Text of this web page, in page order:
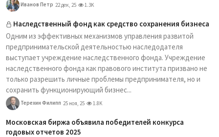
Иванов Петр 22 дек, 25 1.3K
Наследственный фонд как средство сохранения бизнеса
Одним из эффективных механизмов управления развитой
предпринимательской деятельностью наследодателя
выступает учреждение наследственного фонда. Учреждение
наследственного фонда как правового института призвано не
только разрешить личные проблемы предпринимателя, но и
сохранить функционирующий бизнес...
Терехин Филипп 25 ноя, 25 1.8K
Московская биржа объявила победителей конкурса
годовых отчетов 2025